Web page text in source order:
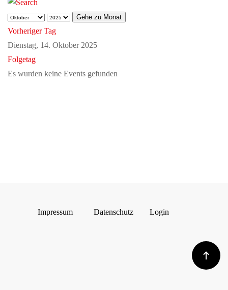
Gehe zu Monat
Vorheriger Tag
Dienstag, 14. Oktober 2025
Folgetag
Es wurden keine Events gefunden
Impressum Datenschutz Login